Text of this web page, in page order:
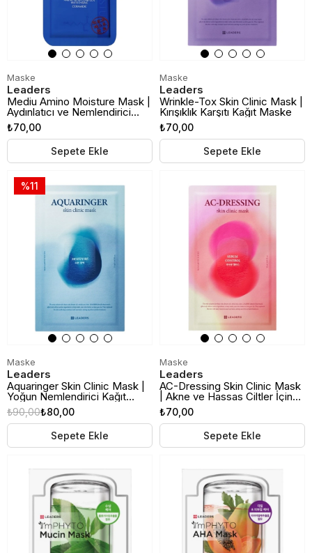
Maske
Leaders
Mediu Amino Moisture Mask |
Aydınlatıcı ve Nemlendirici
Kağıt Maske
₺70,00
Sepete Ekle
Maske
Leaders
Wrinkle-Tox Skin Clinic Mask |
Kırışıklık Karşıtı Kağıt Maske
₺70,00
Sepete Ekle
Maske
Leaders
Aquaringer Skin Clinic Mask |
Yoğun Nemlendirici Kağıt
Maske₺80,00
₺90,00
Sepete Ekle
%11
Maske
Leaders
AC-Dressing Skin Clinic Mask
| Akne ve Hassas Ciltler İçin
Yatıştırıcı Kağıt Maske
₺70,00
Sepete Ekle